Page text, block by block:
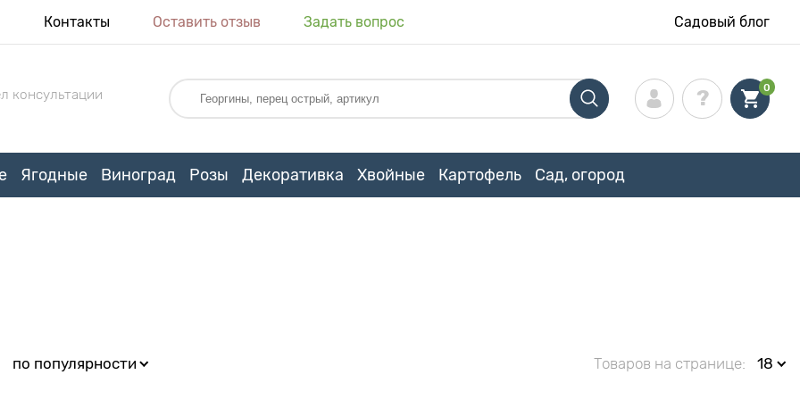
Контакты Оставить отзыв Задать вопрос Садовый блог
консультации 0
Ягодные Виноград Розы Декоративка Хвойные Картофель Сад, огород
по популярности Товаров на странице: 18